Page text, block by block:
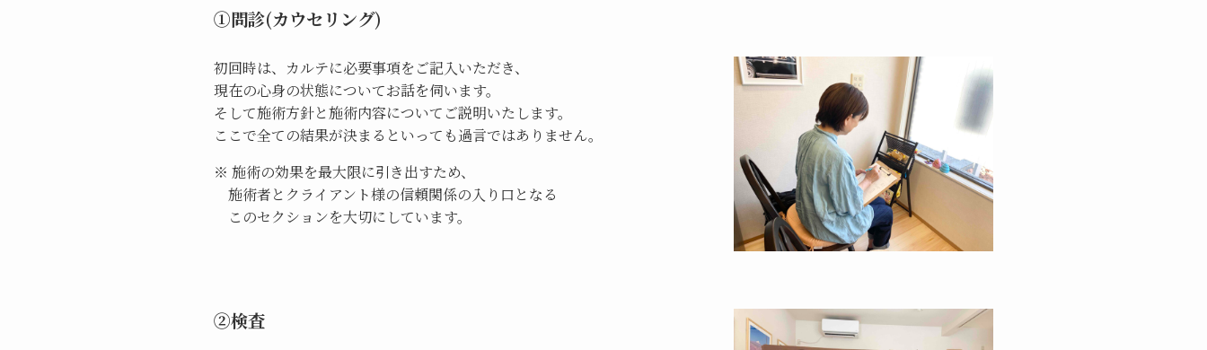
①問診(カウセリング)
初回時は、カルテに必要事項をご記入いただき、
現在の心身の状態についてお話を伺います。
そして施術方針と施術内容についてご説明いたします。
ここで全ての結果が決まるといっても過言ではありません。
※ 施術の効果を最大限に引き出すため、
施術者とクライアント様の信頼関係の入り口となる
このセクションを大切にしています。
②検査